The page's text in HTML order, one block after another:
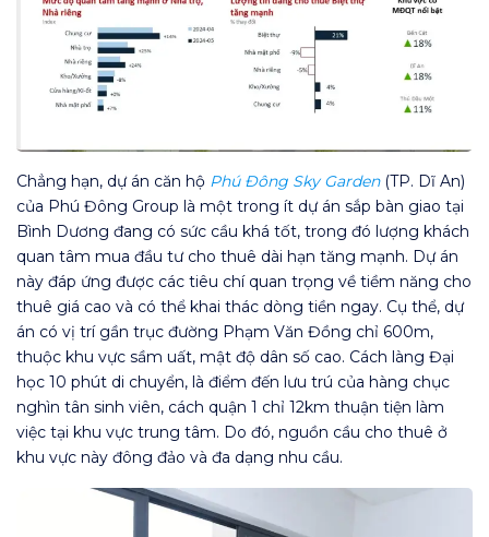
Chẳng hạn, dự án căn hộ Phú Đông Sky Garden(TP. Dĩ An)
của Phú Đông Group là một trong ít dự án sắp bàn giao tại
Bình Dương đang có sức cầu khá tốt, trong đó lượng khách
quan tâm mua đầu tư cho thuê dài hạn tăng mạnh. Dự án
này đáp ứng được các tiêu chí quan trọng về tiềm năng cho
thuê giá cao và có thể khai thác dòng tiền ngay. Cụ thể, dự
án có vị trí gần trục đường Phạm Văn Đồng chỉ 600m,
thuộc khu vực sầm uất, mật độ dân số cao. Cách làng Đại
học 10 phút di chuyển, là điểm đến lưu trú của hàng chục
nghìn tân sinh viên, cách quận 1 chỉ 12km thuận tiện làm
việc tại khu vực trung tâm. Do đó, nguồn cầu cho thuê ở
khu vực này đông đảo và đa dạng nhu cầu.